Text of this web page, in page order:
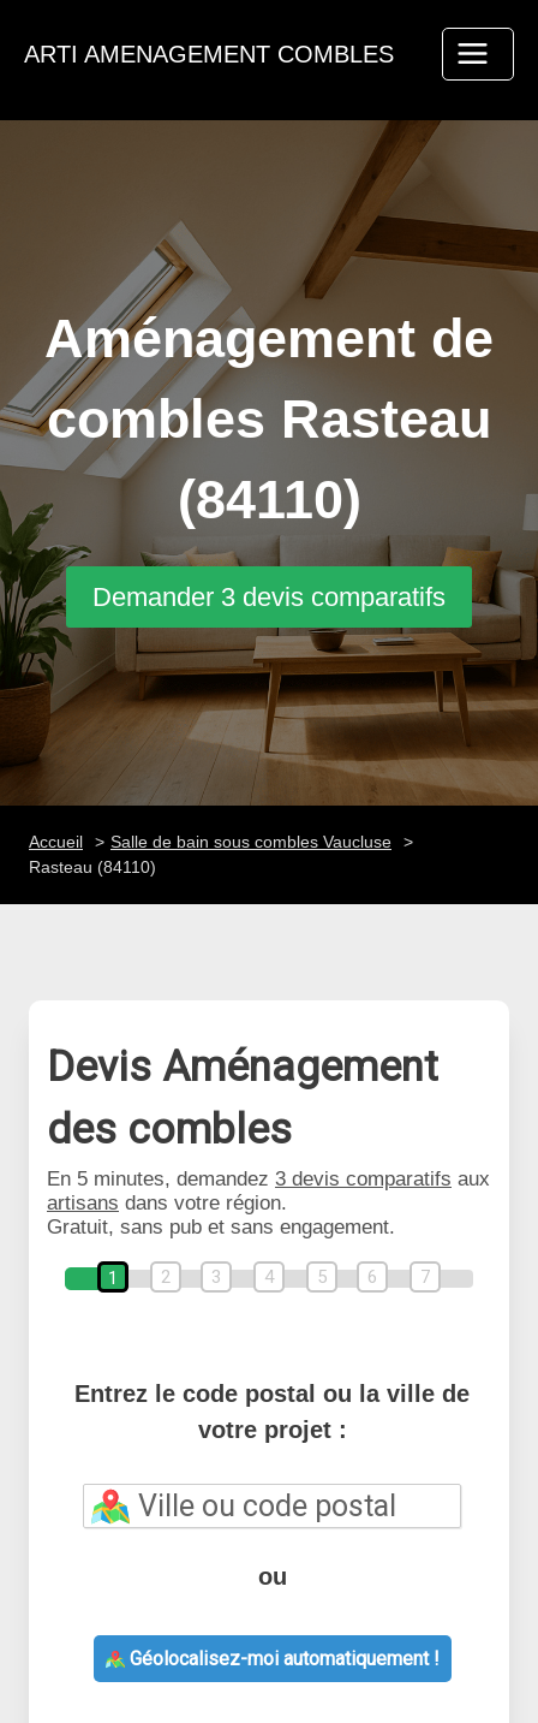
ARTI AMENAGEMENT COMBLES
Aménagement de
combles Rasteau
(84110)
Demander 3 devis comparatifs
Accueil
Salle de bain sous combles Vaucluse
Rasteau (84110)
Devis Aménagement
des combles
En 5 minutes, demandez 3 devis comparatifs aux
artisans dans votre région.
Gratuit, sans pub et sans engagement.
1 2 3 4 5 6 7
Entrez le code postal ou la ville de
votre projet :
ou
Géolocalisez-moi automatiquement !